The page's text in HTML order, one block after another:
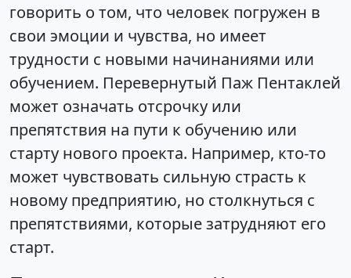
говорить о том, что человек погружен в
свои эмоции и чувства, но имеет
трудности с новыми начинаниями или
обучением. Перевернутый Паж Пентаклей
может означать отсрочку или
препятствия на пути к обучению или
старту нового проекта. Например, кто-то
может чувствовать сильную страсть к
новому предприятию, но столкнуться с
препятствиями, которые затрудняют его
старт.